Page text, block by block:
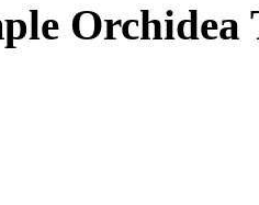
Orchidea